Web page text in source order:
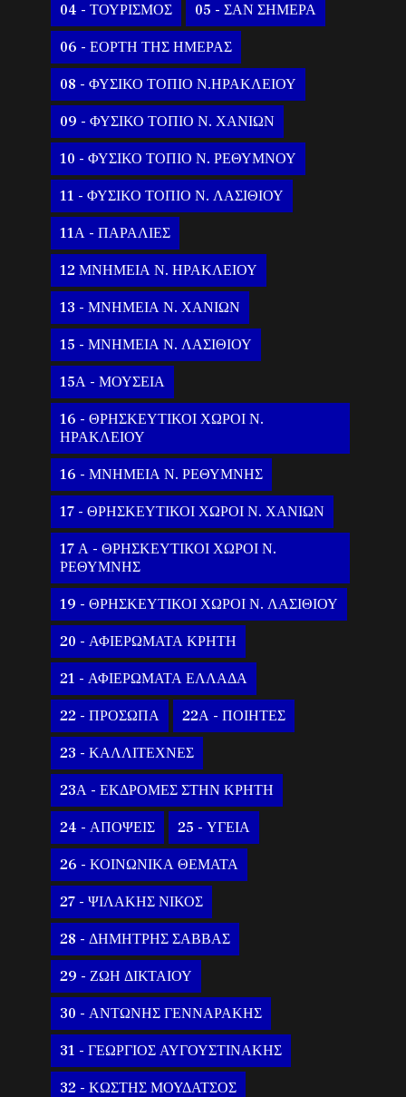
04 - ΤΟΥΡΙΣΜΟΣ 05 - ΣΑΝ ΣΗΜΕΡΑ
06 - ΕΟΡΤΗ ΤΗΣ ΗΜΕΡΑΣ
08 - ΦΥΣΙΚΟ ΤΟΠΙΟ Ν.ΗΡΑΚΛΕΙΟΥ
09 - ΦΥΣΙΚΟ ΤΟΠΙΟ Ν. ΧΑΝΙΩΝ
10 - ΦΥΣΙΚΟ ΤΟΠΙΟ Ν. ΡΕΘΥΜΝΟΥ
11 - ΦΥΣΙΚΟ ΤΟΠΙΟ Ν. ΛΑΣΙΘΙΟΥ
11Α - ΠΑΡΑΛΙΕΣ
12 ΜΝΗΜΕΙΑ Ν. ΗΡΑΚΛΕΙΟΥ
13 - ΜΝΗΜΕΙΑ Ν. ΧΑΝΙΩΝ
15 - ΜΝΗΜΕΙΑ Ν. ΛΑΣΙΘΙΟΥ
15Α - ΜΟΥΣΕΙΑ
16 - ΘΡΗΣΚΕΥΤΙΚΟΙ ΧΩΡΟΙ Ν.
ΗΡΑΚΛΕΙΟΥ
16 - ΜΝΗΜΕΙΑ Ν. ΡΕΘΥΜΝΗΣ
17 - ΘΡΗΣΚΕΥΤΙΚΟΙ ΧΩΡΟΙ Ν. ΧΑΝΙΩΝ
17 Α - ΘΡΗΣΚΕΥΤΙΚΟΙ ΧΩΡΟΙ Ν.
ΡΕΘΥΜΝΗΣ
19 - ΘΡΗΣΚΕΥΤΙΚΟΙ ΧΩΡΟΙ Ν. ΛΑΣΙΘΙΟΥ
20 - ΑΦΙΕΡΩΜΑΤΑ ΚΡΗΤΗ
21 - ΑΦΙΕΡΩΜΑΤΑ ΕΛΛΑΔΑ
22 - ΠΡΟΣΩΠΑ 22Α - ΠΟΙΗΤΕΣ
23 - ΚΑΛΛΙΤΕΧΝΕΣ
23Α - ΕΚΔΡΟΜΕΣ ΣΤΗΝ ΚΡΗΤΗ
24 - ΑΠΟΨΕΙΣ 25 - ΥΓΕΙΑ
26 - ΚΟΙΝΩΝΙΚΑ ΘΕΜΑΤΑ
27 - ΨΙΛΑΚΗΣ ΝΙΚΟΣ
28 - ΔΗΜΗΤΡΗΣ ΣΑΒΒΑΣ
29 - ΖΩΗ ΔΙΚΤΑΙΟΥ
30 - ΑΝΤΩΝΗΣ ΓΕΝΝΑΡΑΚΗΣ
31 - ΓΕΩΡΓΙΟΣ ΑΥΓΟΥΣΤΙΝΑΚΗΣ
32 - ΚΩΣΤΗΣ ΜΟΥΔΑΤΣΟΣ